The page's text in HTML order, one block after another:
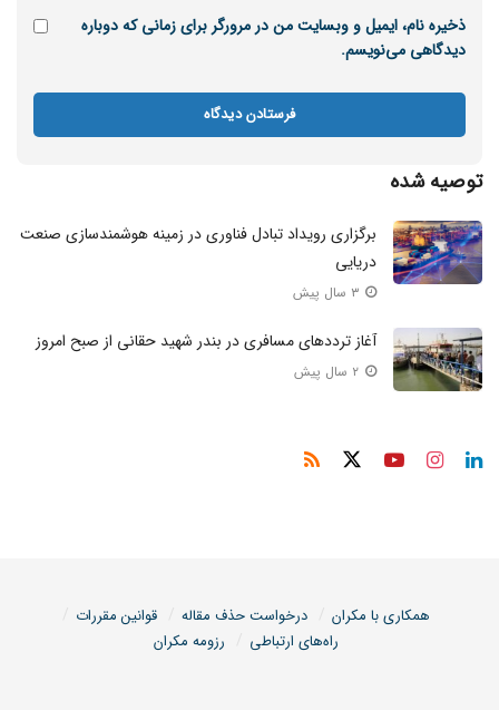
ذخیره نام، ایمیل و وبسایت من در مرورگر برای زمانی که دوباره
دیدگاهی می‌نویسم.
توصیه شده
برگزاری رویداد تبادل فناوری در زمینه هوشمندسازی صنعت
دریایی
آغاز ترددهای مسافری در بندر شهید حقانی از صبح امروز
همکاری با مکران درخواست حذف مقاله
قوانین مقررات
راه‌های ارتباطی
رزومه مکران